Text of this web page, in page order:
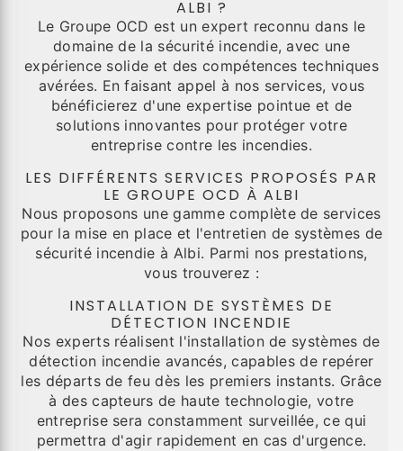
ALBI ?
Le Groupe OCD est un expert reconnu dans le
domaine de la sécurité incendie, avec une
expérience solide et des compétences techniques
avérées. En faisant appel à nos services, vous
bénéficierez d'une expertise pointue et de
solutions innovantes pour protéger votre
entreprise contre les incendies.
LES DIFFÉRENTS SERVICES PROPOSÉS PAR
LE GROUPE OCD À ALBI
Nous proposons une gamme complète de services
pour la mise en place et l'entretien de systèmes de
sécurité incendie à Albi. Parmi nos prestations,
vous trouverez :
INSTALLATION DE SYSTÈMES DE
DÉTECTION INCENDIE
Nos experts réalisent l'installation de systèmes de
détection incendie avancés, capables de repérer
les départs de feu dès les premiers instants. Grâce
à des capteurs de haute technologie, votre
entreprise sera constamment surveillée, ce qui
permettra d'agir rapidement en cas d'urgence.